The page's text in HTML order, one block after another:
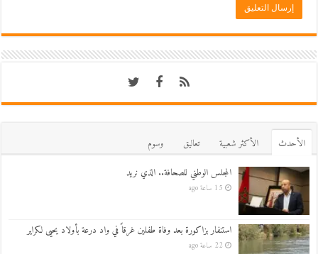
اﻷحدث اﻷكثر شعبية تعاليق
وسوم
المجلس الوطني للصحافة.. الذي نريد
15 ساعة ago
استنفار بزاكورة بعد وفاة طفلين غرقاً في واد درعة بأولاد يحيى لكراير
22 ساعة ago